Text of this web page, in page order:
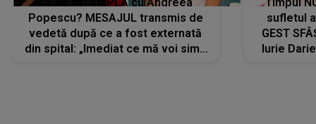
Popescu? MESAJUL transmis de
vedetă după ce a fost externată
din spital: „Imediat ce mă voi simți
sufletul
GEST
Iurie